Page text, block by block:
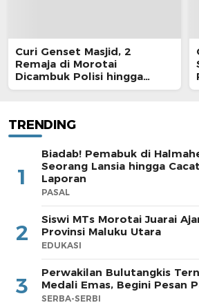
Curi Genset Masjid, 2
Remaja di Morotai
Dicambuk Polisi hingga
Berdarah
TRENDING
1
Biadab! Pemabuk di
Seorang Lansia hingga
Laporan
PASAL
2
Siswi MTs Morotai Juarai
Provinsi Maluku Utara
EDUKASI
3
Perwakilan Bulutangkis
Medali Emas, Begini Pesan
SERBA-SERBI